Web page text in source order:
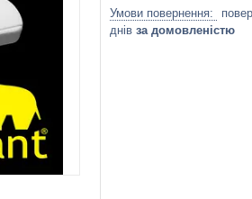
днів за домовленістю